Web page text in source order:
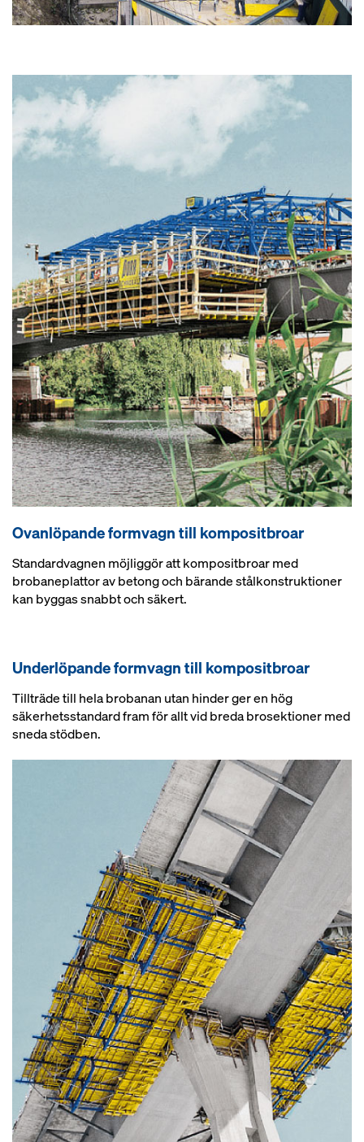
Ovanlöpande formvagn till kompositbroar
Standardvagnen möjliggör att kompositbroar med
brobaneplattor av betong och bärande stålkonstruktioner
kan byggas snabbt och säkert.
Underlöpande formvagn till kompositbroar
Tillträde till hela brobanan utan hinder ger en hög
säkerhetsstandard fram för allt vid breda brosektioner med
sneda stödben.